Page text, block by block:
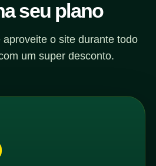
seu plano
o site durante todo
um super desconto.